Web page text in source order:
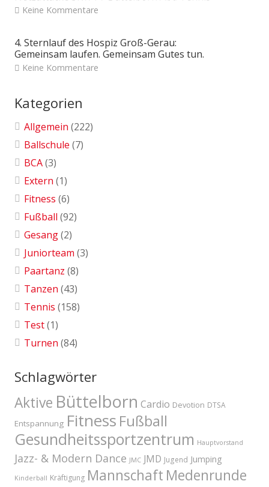
Keine Kommentare
4. Sternlauf des Hospiz Groß-Gerau:
Gemeinsam laufen. Gemeinsam Gutes tun.
Keine Kommentare
Kategorien
Allgemein (222)
Ballschule (7)
BCA(3)
Extern (1)
Fitness (6)
Fußball (92)
Gesang(2)
Juniorteam (3)
Paartanz (8)
Tanzen (43)
Tennis (158)
Test(1)
Turnen (84)
Schlagwörter
Aktive Büttelborn Cardio Devotion DTSA
Entspannung Fitness Fußball
Gesundheitssportzentrum Hauptvorstand
Jazz- & Modern Dance JMC JMD Jugend Jumping
Kinderball Kräftigung Mannschaft Medenrunde